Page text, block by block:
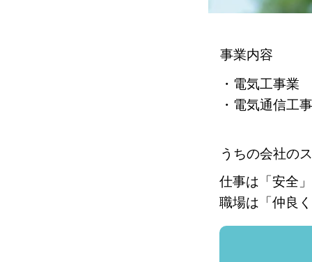
事業内容
・電気工事業
・電気通信工
うちの会社の
仕事は「安全
職場は「仲良